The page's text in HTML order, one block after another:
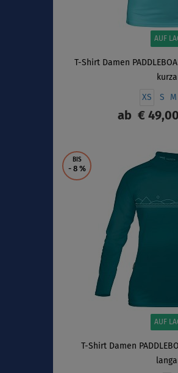
AUF
T-Shirt Damen
XS S M
ab€ 49,00
BIS
- 8 %
AUF
T-Shirt Damen